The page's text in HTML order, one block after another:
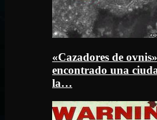
«Cazadores de
encontrado una
la…